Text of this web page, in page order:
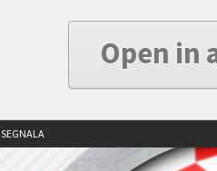
Open in
SEGNALA